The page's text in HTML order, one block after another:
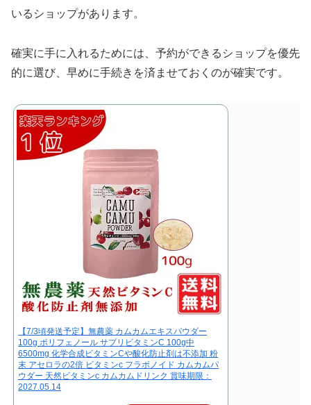
いるショップがあります。
確実に手に入れるためには、予約ができるショップを優先
的に選び、早めに手続きを済ませておくのが確実です。
【7/3頃発送予定】無農薬 カムカムエキスパウダー
100g ポリフェノール サプリビタミンC 100g中
6500mg 化学合成ビタミンCや酸化防止剤は不添加 粉
末 アセロラの2倍 ビタミンc フラボノイド カムカムパ
ウダー 天然ビタミンc カムカムドリンク 賞味期限：
2027.05.14